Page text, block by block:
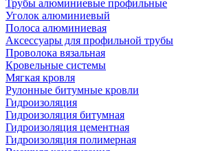
Трубы алюминиевые профильные
Уголок алюминиевый
Полоса алюминиевая
Аксессуары для профильной трубы
Проволока вязальная
Кровельные системы
Мягкая кровля
Рулонные битумные кровли
Гидроизоляция
Гидроизоляция битумная
Гидроизоляция цементная
Гидроизоляция полимерная